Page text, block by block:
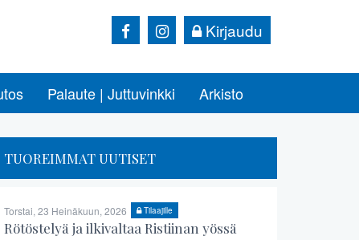
Kirjaudu
Palaute | Juttuvinkki Arkisto
TUOREIMMAT UUTISET
Torstai, 23 Heinäkuun, 2026 Tilaajille
Rötöstelyä ja ilkivaltaa Ristiinan yössä